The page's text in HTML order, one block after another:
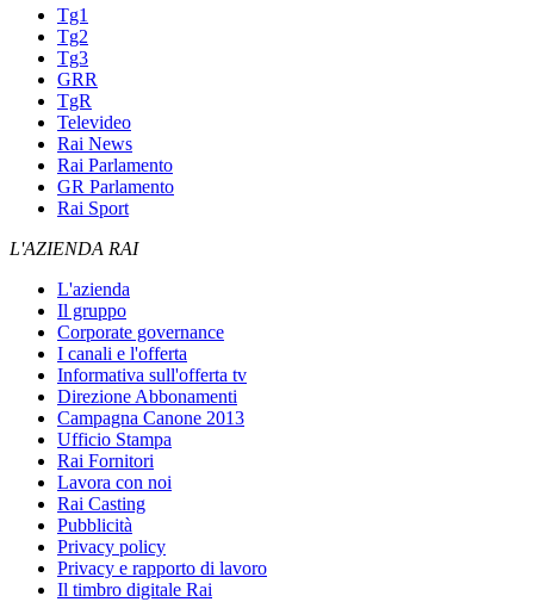
Tg1
Tg2
Tg3
GRR
TgR
Televideo
Rai News
Rai Parlamento
GR Parlamento
Rai Sport
L'AZIENDA RAI
L'azienda
Il gruppo
Corporate governance
I canali e l'offerta
Informativa sull'offerta tv
Direzione Abbonamenti
Campagna Canone 2013
Ufficio Stampa
Rai Fornitori
Lavora con noi
Rai Casting
Pubblicità
Privacy policy
Privacy e rapporto di lavoro
Il timbro digitale Rai